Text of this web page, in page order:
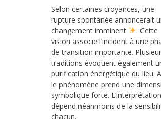
Selon certaines croyances, une
rupture spontanée annoncerait
changement imminent
. Cette
vision associe l’incident à une
de transition importante.
traditions évoquent également
purification énergétique du lieu.
le phénomène prend une
symbolique forte. L’interprétation
dépend néanmoins de la
chacun.